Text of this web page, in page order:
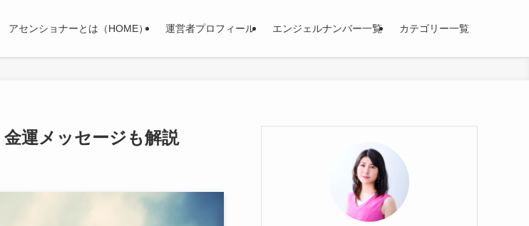
アセンショナーとは（HOME） 運営者プロフィール エンジェルナンバー一覧 カテゴリー一覧
運メッセージも解説